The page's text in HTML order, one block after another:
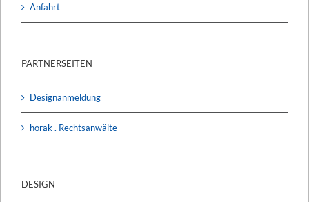
Anfahrt
PARTNERSEITEN
Designanmeldung
horak . Rechtsanwälte
DESIGN